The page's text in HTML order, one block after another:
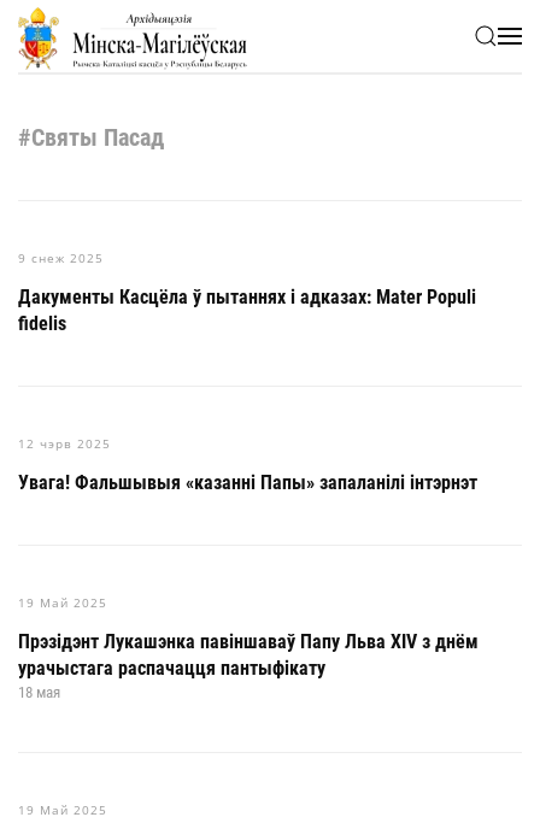
Skip to main content
#Святы Пасад
9 снеж 2025
Дакументы Касцёла ў пытаннях і адказах: Mater Populi
fidelis
12 чэрв 2025
Увага! Фальшывыя «казанні Папы» запаланілі інтэрнэт
19 Май 2025
Прэзідэнт Лукашэнка павіншаваў Папу Льва XIV з днём
урачыстага распачацця пантыфікату
18 мая
19 Май 2025